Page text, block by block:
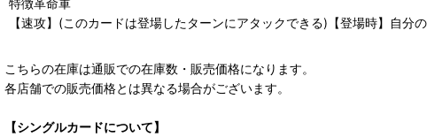
【速攻】(このカードは登場したターンにアタックできる)【登場時】自分
こちらの在庫は通販での在庫数・販売価格になります。
各店舗での販売価格とは異なる場合がございます。
【シングルカードについて】